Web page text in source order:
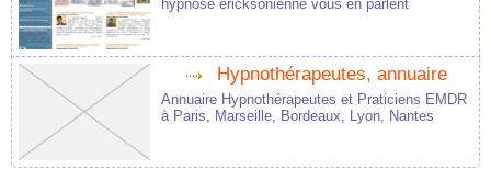
hypnose éricksonienne vous en parlent
Hypnothérapeutes, annuaire
Annuaire Hypnothérapeutes et Praticiens EMDR
à Paris, Marseille, Bordeaux, Lyon, Nantes